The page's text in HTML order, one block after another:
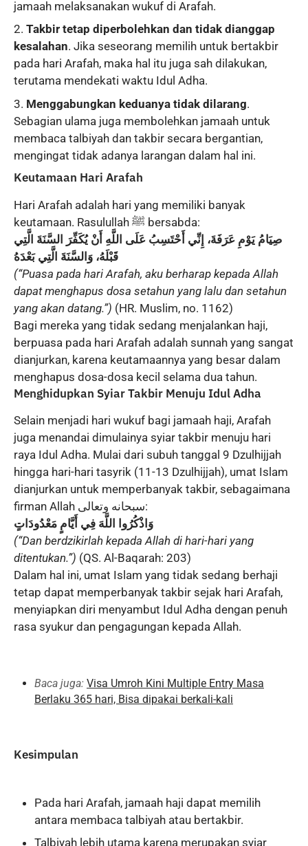
jamaah melaksanakan wukuf di Arafah.
Takbir tetap diperbolehkan dan tidak dianggap
kesalahan. Jika seseorang memilih untuk bertakbir
pada hari Arafah, maka hal itu juga sah dilakukan,
terutama mendekati waktu Idul Adha.
Menggabungkan keduanya tidak dilarang.
Sebagian ulama juga membolehkan jamaah untuk
membaca talbiyah dan takbir secara bergantian,
mengingat tidak adanya larangan dalam hal ini.
Keutamaan Hari Arafah
Hari Arafah adalah hari yang memiliki banyak
keutamaan. Rasulullah ﷺ bersabda:
صِيَامُ يَوْمِ عَرَفَةَ، إِنِّي أَحْتَسِبُ عَلَى اللَّهِ أَنْ يُكَفِّرَ السَّنَةَ الَّتِي
قَبْلَهُ، وَالسَّنَةَ الَّتِي بَعْدَهُ
(“Puasa pada hari Arafah, aku berharap kepada Allah
dapat menghapus dosa setahun yang lalu dan setahun
yang akan datang.”) (HR. Muslim, no. 1162)
Bagi mereka yang tidak sedang menjalankan haji,
berpuasa pada hari Arafah adalah sunnah yang sangat
dianjurkan, karena keutamaannya yang besar dalam
menghapus dosa-dosa kecil selama dua tahun.
Menghidupkan Syiar Takbir Menuju Idul Adha
Selain menjadi hari wukuf bagi jamaah haji, Arafah
juga menandai dimulainya syiar takbir menuju hari
raya Idul Adha. Mulai dari subuh tanggal 9 Dzulhijjah
hingga hari-hari tasyrik (11-13 Dzulhijjah), umat Islam
dianjurkan untuk memperbanyak takbir, sebagaimana
firman Allah سبحانه وتعالى:
وَاذْكُرُوا اللَّهَ فِي أَيَّامٍ مَعْدُودَاتٍ
(“Dan berdzikirlah kepada Allah di hari-hari yang
ditentukan.”) (QS. Al-Baqarah: 203)
Dalam hal ini, umat Islam yang tidak sedang berhaji
tetap dapat memperbanyak takbir sejak hari Arafah,
menyiapkan diri menyambut Idul Adha dengan penuh
rasa syukur dan pengagungan kepada Allah.
Baca juga: Visa Umroh Kini Multiple Entry Masa
Berlaku 365 hari, Bisa dipakai berkali-kali
Kesimpulan
Pada hari Arafah, jamaah haji dapat memilih
antara membaca talbiyah atau bertakbir.
Talbiyah lebih utama karena merupakan syiar